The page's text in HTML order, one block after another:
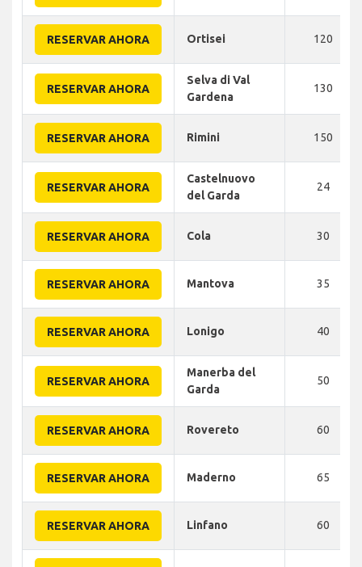
RESERVAR AHORA Ortisei 120
RESERVAR AHORA
Selva di Val
Gardena
130
RESERVAR AHORA Rimini 150
RESERVAR AHORA
Castelnuovo
del Garda
24
RESERVAR AHORA Cola 30
RESERVAR AHORA Mantova 35
RESERVAR AHORA Lonigo 40
RESERVAR AHORA
Manerba del
Garda
50
RESERVAR AHORA Rovereto 60
RESERVAR AHORA Maderno 65
RESERVAR AHORA Linfano 60